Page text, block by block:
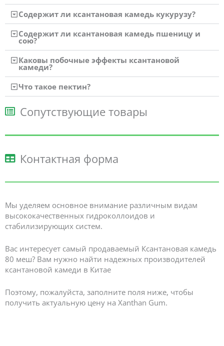
Содержит ли ксантановая камедь кукурузу?
Содержит ли ксантановая камедь пшеницу и
сою?
Каковы побочные эффекты ксантановой
камеди?
Что такое пектин?
Сопутствующие товары
Контактная форма
Мы уделяем основное внимание различным видам
высококачественных гидроколлоидов и
стабилизирующих систем.
Вас интересует самый продаваемый Ксантановая камедь
80 меш? Вам нужно найти надежных производителей
ксантановой камеди в Китае
Поэтому, пожалуйста, заполните поля ниже, чтобы
получить актуальную цену на Xanthan Gum.